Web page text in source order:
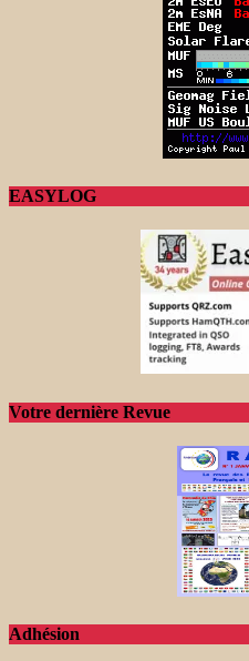
EASYLOG
Votre dernière Revue
Adhésion